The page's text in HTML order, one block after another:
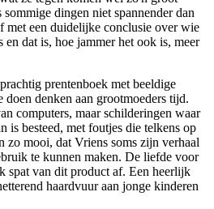
dingen niet spannender dan
met een duidelijke conclusie over wie
dat is, hoe jammer het ook is, meer
prentenboek met beeldige
doen denken aan grootmoeders tijd.
computers, maar schilderingen waar
is besteed, met foutjes die telkens op
zo mooi, dat Vriens soms zijn verhaal
te kunnen maken. De liefde voor
spat van dit product af. Een heerlijk
haardvuur aan jonge kinderen